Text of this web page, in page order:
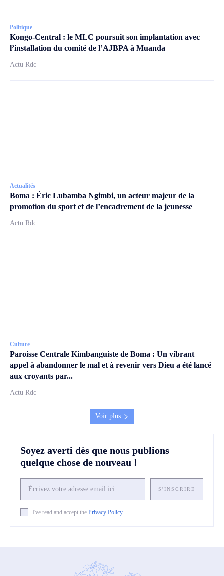
Politique
Kongo-Central : le MLC poursuit son implantation avec
l’installation du comité de l’AJBPA à Muanda
Actu Rdc
Actualités
Boma : Éric Lubamba Ngimbi, un acteur majeur de la
promotion du sport et de l’encadrement de la jeunesse
Actu Rdc
Culture
Paroisse Centrale Kimbanguiste de Boma : Un vibrant
appel à abandonner le mal et à revenir vers Dieu a été lancé
aux croyants par...
Actu Rdc
Voir plus
Soyez averti dès que nous publions
quelque chose de nouveau !
S'INSCRIRE
I've read and accept the Privacy Policy.